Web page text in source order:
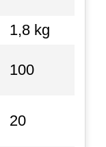
1,8 kg
100
20